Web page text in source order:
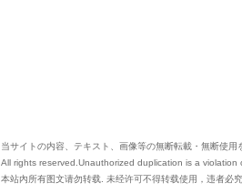
当サイトの内容、テキスト、画像等の無断転載・無断使用
All rights reserved.Unauthorized duplication is a violation
本站內所有图文请勿转载. 未经许可不得转载使用，违者必究.